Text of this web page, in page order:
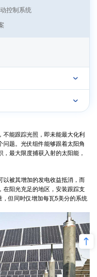
控制系统
系统
案
守护！
统
能跟踪光照，即未能最大化利
题。光伏组件能够跟着太阳角
最大限度捕获入射的太阳能，
被其增加的发电收益抵消，而
在阳光充足的地区，安装跟踪支
但同时仅增加每瓦5美分的系统